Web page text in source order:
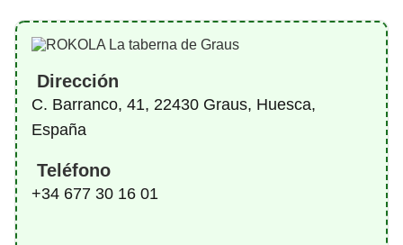
Dirección
C. Barranco, 41, 22430 Graus, Huesca,
España
Teléfono
+34 677 30 16 01